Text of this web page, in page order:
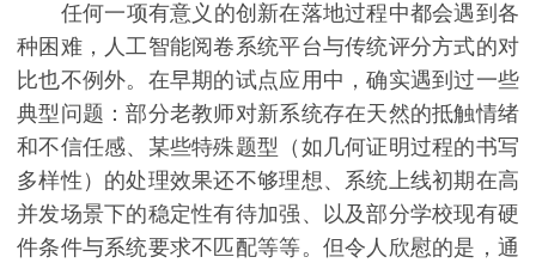
任何一项有意义的创新在落地过程中都会遇到各
种困难，人工智能阅卷系统平台与传统评分方式的对
比也不例外。在早期的试点应用中，确实遇到过一些
典型问题：部分老教师对新系统存在天然的抵触情绪
和不信任感、某些特殊题型（如几何证明过程的书写
多样性）的处理效果还不够理想、系统上线初期在高
并发场景下的稳定性有待加强、以及部分学校现有硬
件条件与系统要求不匹配等等。但令人欣慰的是，通